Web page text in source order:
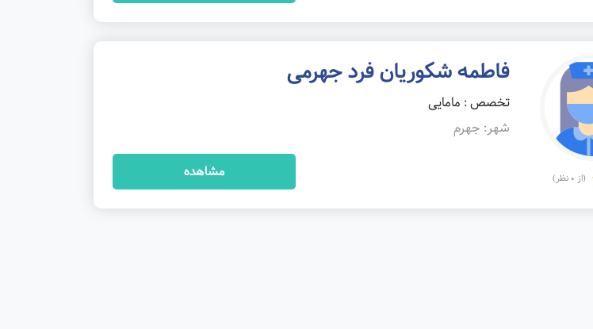
(از 0 نظر)
فاطمه شکوریان فرد جهرمی
تخصص : مامایی
شهر: جهرم
مشاهده